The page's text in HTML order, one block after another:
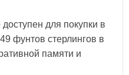
для покупки в
фунтов стерлингов в
памяти и